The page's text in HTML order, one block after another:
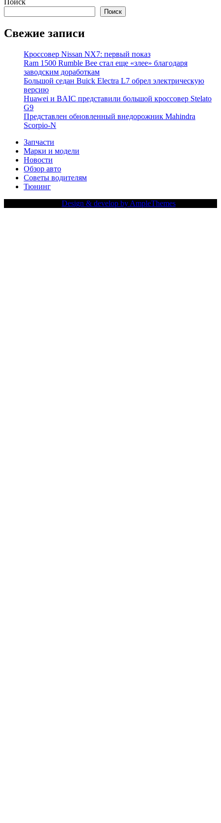
Поиск
Поиск
Свежие записи
Кроссовер Nissan NX7: первый показ
Ram 1500 Rumble Bee стал еще «злее» благодаря
заводским доработкам
Большой седан Buick Electra L7 обрел электрическую
версию
Huawei и BAIC представили большой кроссовер Stelato
G9
Представлен обновленный внедорожник Mahindra
Scorpio-N
Запчасти
Марки и модели
Новости
Обзор авто
Советы водителям
Тюнинг
Design & develop by AmpleThemes